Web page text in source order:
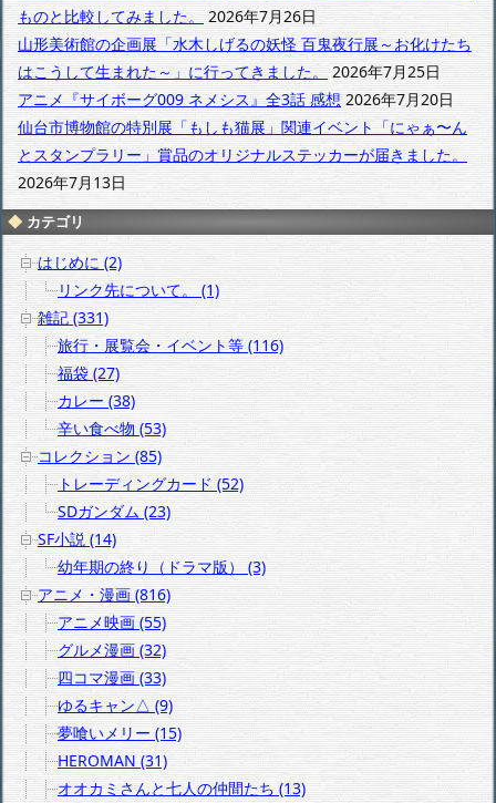
ものと比較してみました。 2026年7月26日
山形美術館の企画展「水木しげるの妖怪 百鬼夜行展～お化けたち
はこうして生まれた～」に行ってきました。 2026年7月25日
アニメ『サイボーグ009 ネメシス』全3話 感想 2026年7月20日
仙台市博物館の特別展「もしも猫展」関連イベント「にゃぁ〜ん
とスタンプラリー」賞品のオリジナルステッカーが届きました。
2026年7月13日
カテゴリ
はじめに (2)
リンク先について。 (1)
雑記 (331)
旅行・展覧会・イベント等 (116)
福袋 (27)
カレー (38)
辛い食べ物 (53)
コレクション (85)
トレーディングカード (52)
SDガンダム (23)
SF小説 (14)
幼年期の終り（ドラマ版） (3)
アニメ・漫画 (816)
アニメ映画 (55)
グルメ漫画 (32)
四コマ漫画 (33)
ゆるキャン△ (9)
夢喰いメリー (15)
HEROMAN (31)
オオカミさんと七人の仲間たち (13)